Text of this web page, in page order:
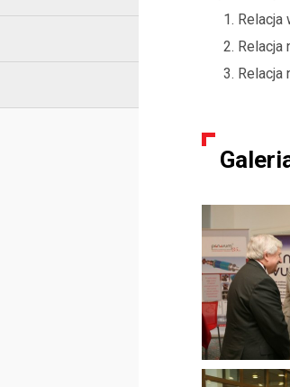
Relacja
Relacja
Relacja